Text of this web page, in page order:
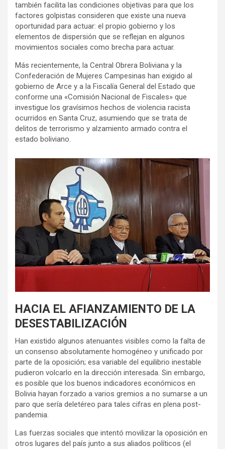
también facilita las condiciones objetivas para que los
factores golpistas consideren que existe una nueva
oportunidad para actuar: el propio gobierno y los
elementos de dispersión que se reflejan en algunos
movimientos sociales como brecha para actuar.
Más recientemente, la Central Obrera Boliviana y la
Confederación de Mujeres Campesinas han exigido al
gobierno de Arce y a la Fiscalía General del Estado que
conforme una «Comisión Nacional de Fiscales» que
investigue los gravísimos hechos de violencia racista
ocurridos en Santa Cruz, asumiendo que se trata de
delitos de terrorismo y alzamiento armado contra el
estado boliviano.
HACIA EL AFIANZAMIENTO DE LA
DESESTABILIZACIÓN
Han existido algunos atenuantes visibles como la falta de
un consenso absolutamente homogéneo y unificado por
parte de la oposición; esa variable del equilibrio inestable
pudieron volcarlo en la dirección interesada. Sin embargo,
es posible que los buenos indicadores económicos en
Bolivia hayan forzado a varios gremios a no sumarse a un
paro que sería deletéreo para tales cifras en plena post-
pandemia.
Las fuerzas sociales que intentó movilizar la oposición en
otros lugares del país junto a sus aliados políticos (el